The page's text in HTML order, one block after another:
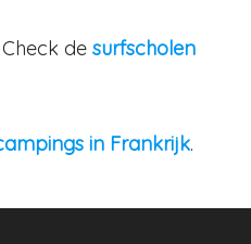
de surfscholen
in Frankrijk.